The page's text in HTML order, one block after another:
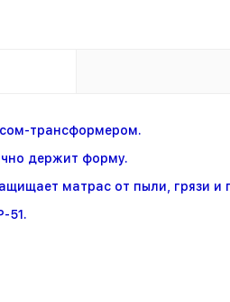
трансформером.
держит форму.
матрас от пыли, грязи и
51.